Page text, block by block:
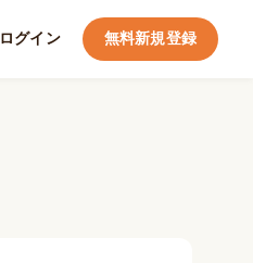
ログイン 無料新規登録